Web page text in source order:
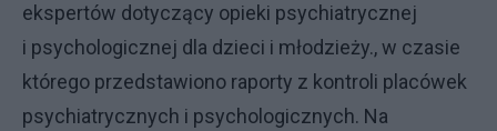
ekspertów dotyczący opieki psychiatrycznej
i psychologicznej dla dzieci i młodzieży., w czasie
którego przedstawiono raporty z kontroli placówek
psychiatrycznych i psychologicznych. Na